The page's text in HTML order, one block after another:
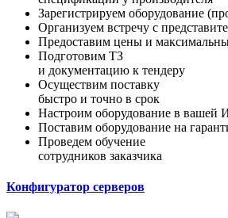
Зарегистрируем оборудование
Организуем встречу с
Предоставим цены и
Подготовим ТЗ
и документацию к тендеру
Осуществим поставку
быстро и точно в срок
Настроим оборудование в вашей
Поставим оборудование на
Проведем обучение
сотрудников заказчика
Конфигуратор серверов